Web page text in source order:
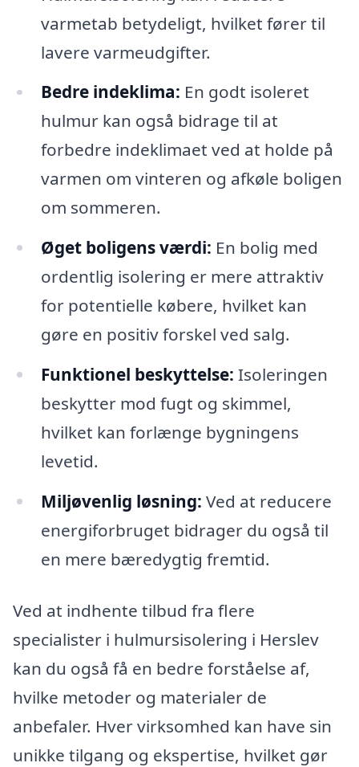
varmetab betydeligt, hvilket fører til
lavere varmeudgifter.
Bedre indeklima: En godt isoleret
hulmur kan også bidrage til at
forbedre indeklimaet ved at holde på
varmen om vinteren og afkøle boligen
om sommeren.
Øget boligens værdi: En bolig med
ordentlig isolering er mere attraktiv
for potentielle købere, hvilket kan
gøre en positiv forskel ved salg.
Funktionel beskyttelse: Isoleringen
beskytter mod fugt og skimmel,
hvilket kan forlænge bygningens
levetid.
Miljøvenlig løsning: Ved at reducere
energiforbruget bidrager du også til
en mere bæredygtig fremtid.
Ved at indhente tilbud fra flere
specialister i hulmursisolering i Herslev
kan du også få en bedre forståelse af,
hvilke metoder og materialer de
anbefaler. Hver virksomhed kan have sin
unikke tilgang og ekspertise, hvilket gør